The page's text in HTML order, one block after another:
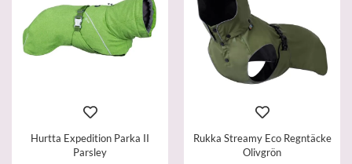
Hurtta Expedition Parka II
Parsley
Rukka Streamy Eco Regntäcke
Olivgrön